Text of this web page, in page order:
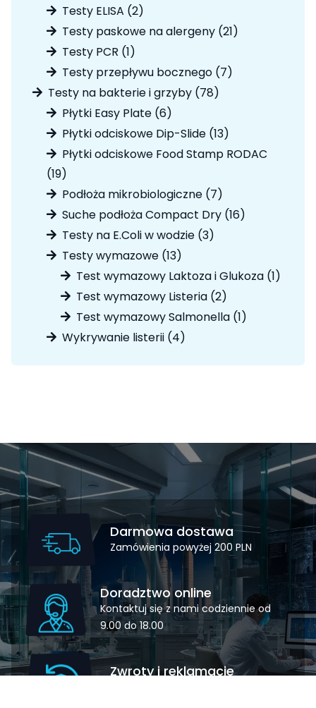
Testy ELISA 22
produkty
Testy paskowe na alergeny 2121
Testy PCR 11
produkt
Testy przepływu bocznego 77
Testy na bakterie i grzyby 7878
Płytki Easy Plate 66
produktów
Płytki odciskowe Dip-Slide 1313
produktów
Płytki odciskowe Food Stamp RODAC
1919
produktów
Podłoża mikrobiologiczne 77
produktów
Suche podłoża Compact Dry 1616
Testy na E.Coli w wodzie 33
Testy wymazowe 1313
produktów
Test wymazowy Laktoza i Glukoza 11
Test wymazowy Listeria 22
produkty
Test wymazowy Salmonella 11
Wykrywanie listerii 44
Darmowa dostawa
Zamówienia powyżej 200 PLN
Doradztwo online
Kontaktuj się z nami codziennie od
9.00 do 18.00
Zwroty i reklamacje